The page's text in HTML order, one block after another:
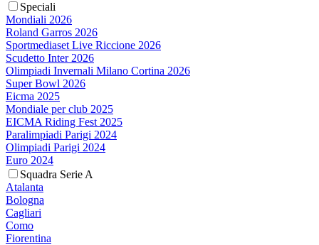
Speciali
Mondiali 2026
Roland Garros 2026
Sportmediaset Live Riccione 2026
Scudetto Inter 2026
Olimpiadi Invernali Milano Cortina 2026
Super Bowl 2026
Eicma 2025
Mondiale per club 2025
EICMA Riding Fest 2025
Paralimpiadi Parigi 2024
Olimpiadi Parigi 2024
Euro 2024
Squadra Serie A
Atalanta
Bologna
Cagliari
Como
Fiorentina